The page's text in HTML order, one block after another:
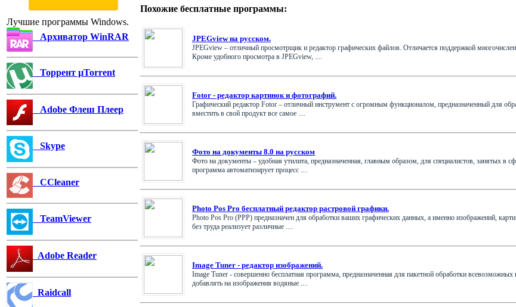
Лучшие программы Windows.
Архиватор WinRAR
Торрент µTorrent
Adobe Флеш Плеер
Skype
CCleaner
TeamViewer
Adobe Reader
Raidcall
Похожие бесплатные программы:
JPEGview на русском.
JPEGview – отличный просмотрщик и редактор графических файлов. Отличается поддержкой
Кроме удобного просмотра в JPEGview, ....
Fotor - редактор картинок и фотографий.
Графический редактор Fotor – отличный инструмент с огромным функционалом, предназначенный для
вместить в свой продукт все самое ....
Фото на документы 8.0 на русском
Фото на документы – удобная утилита, предназначенная, главным образом, для специалистов, занятых в
программа автоматизирует процесс ....
Photo Pos Pro бесплатный редактор растровой графики.
Photo Pos Pro (PPP) предназначен для обработки ваших графических данных, а именно изображений,
без труда реализует различные ....
Image Tuner - редактор изображений.
Image Tuner - совершенно бесплатная программа, предназначенная для пакетной обработки
добавлять на изображения водяные ....